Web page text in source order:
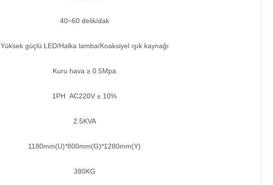
40~60 delik/dak
Yüksek güçlü LED/Halka lamba/Koaksiyel ışık kaynağı
Kuru hava ≥ 0.5Mpa
1PH AC220V ± 10%
2.5KVA
1180mm(U)*800mm(G)*1280mm(Y)
380KG